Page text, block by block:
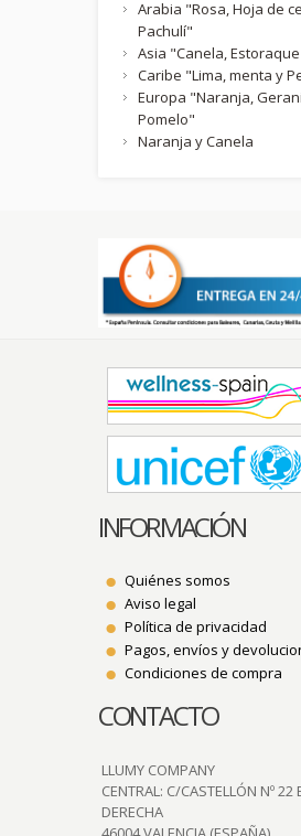
Arabia "Rosa, Hoja de
Pachulí"
Asia "Canela,
Caribe "Lima, menta y
Europa "Naranja,
Pomelo"
Naranja y Canela
INFORMACIÓN
Quiénes somos
Aviso legal
Política de privacidad
Pagos, envíos y
Condiciones de compra
CONTACTO
LLUMY COMPANY
CENTRAL: C/CASTELLÓN Nº 22
DERECHA